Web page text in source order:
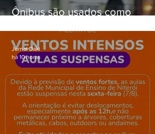
Ônibus são usados como
Gardênia Azul
Jornal Daki
há 10 horas